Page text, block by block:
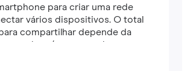
para criar uma rede
vários dispositivos. O total
compartilhar depende da
seu plano (por exemplo, um